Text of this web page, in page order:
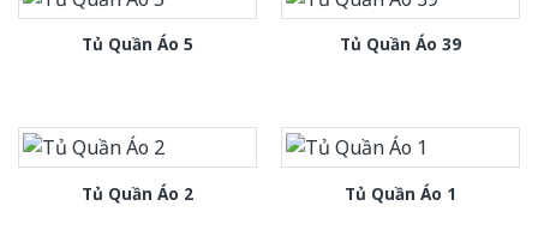
Tủ Quần Áo 5 Tủ Quần Áo 39
Tủ Quần Áo 2 Tủ Quần Áo 1